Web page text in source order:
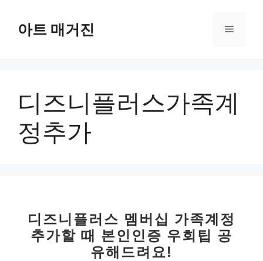
아트 매거진 메
디즈니플러스가족계
정추가
디즈니플러스 멤버십 가족계정
추가할 때 본인인증 우회팁 공
유해드려요!